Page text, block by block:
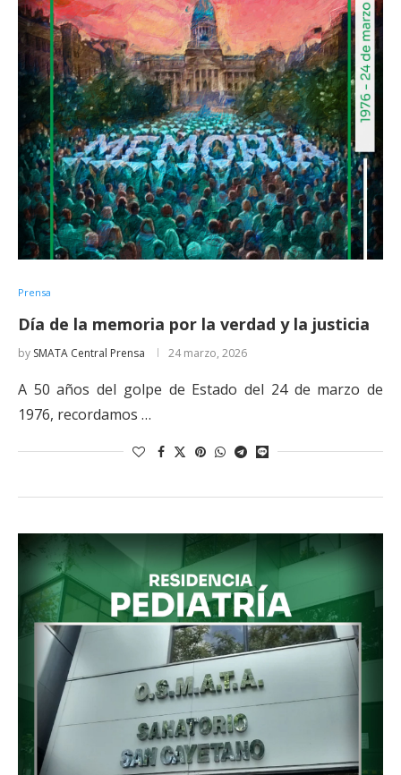
Prensa
Día de la memoria por la verdad y la justicia
by SMATA Central Prensa 24 marzo, 2026
A 50 años del golpe de Estado del 24 de marzo de
1976, recordamos …